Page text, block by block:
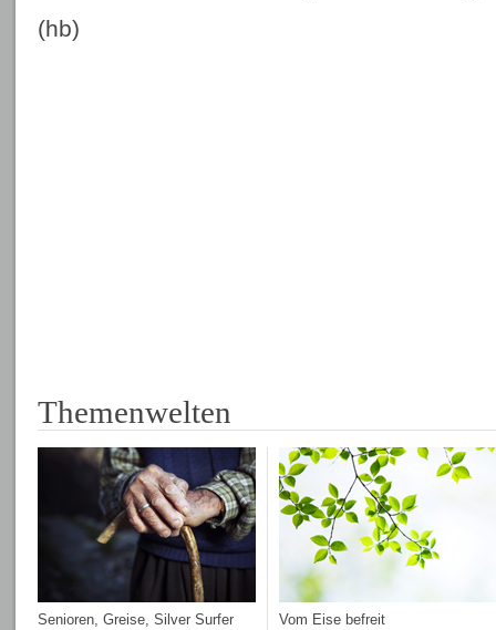
(hb)
Themenwelten
Senioren, Greise, Silver Surfer Vom Eise befreit